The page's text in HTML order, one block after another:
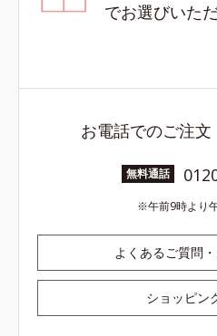
でお選びいた
お電話でのご注
無料通話
午前9時より
よくあるご質問
ショッピン